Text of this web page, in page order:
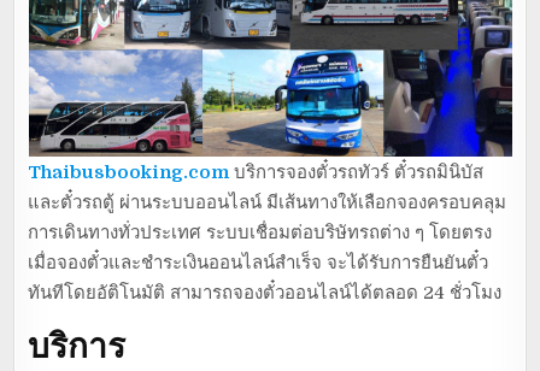
Thaibusbooking.com บริการจองตั๋วรถทัวร์ ตั๋วรถมินิบัส
และตั๋วรถตู้ ผ่านระบบออนไลน์ มีเส้นทางให้เลือกจองครอบคลุม
การเดินทางทั่วประเทศ ระบบเชื่อมต่อบริษัทรถต่าง ๆ โดยตรง
เมื่อจองตั๋วและชำระเงินออนไลน์สำเร็จ จะได้รับการยืนยันตั๋ว
ทันทีโดยอัติโนมัติ สามารถจองตั๋วออนไลน์ได้ตลอด 24 ชั่วโมง
บริการ